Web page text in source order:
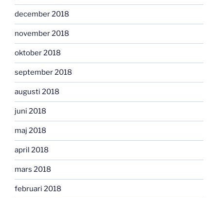
december 2018
november 2018
oktober 2018
september 2018
augusti 2018
juni 2018
maj 2018
april 2018
mars 2018
februari 2018